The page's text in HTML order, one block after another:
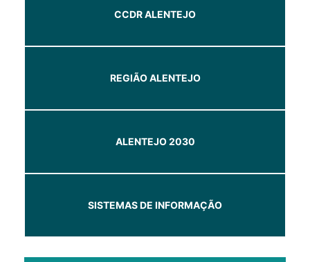
CCDR ALENTEJO
REGIÃO ALENTEJO
ALENTEJO 2030
SISTEMAS DE INFORMAÇÃO